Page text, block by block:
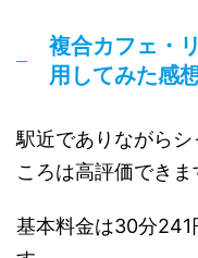
複合カフェ・
用してみた感
駅近でありながら
ころは高評価できま
基本料金は30分241